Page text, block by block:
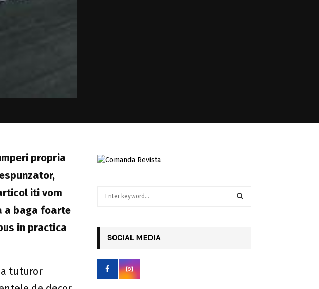
propria
iti vom
a baga foarte
in practica
tuturor
r
SOCIAL MEDIA